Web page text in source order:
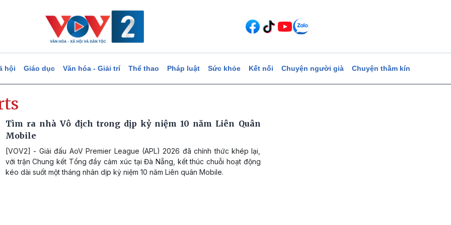
hội Giáo dục Văn hóa - Giải trí Thể thao Pháp luật Sức khỏe Kết nối Chuyện người già Chuyện thầm kín
Tìm ra nhà Vô địch trong dịp kỷ niệm 10 năm Liên Quân
Mobile
[VOV2] - Giải đấu AoV Premier League (APL) 2026 đã chính thức khép lại,
với trận Chung kết Tổng đầy cảm xúc tại Đà Nẵng, kết thúc chuỗi hoạt động
kéo dài suốt một tháng nhân dịp kỷ niệm 10 năm Liên quân Mobile.